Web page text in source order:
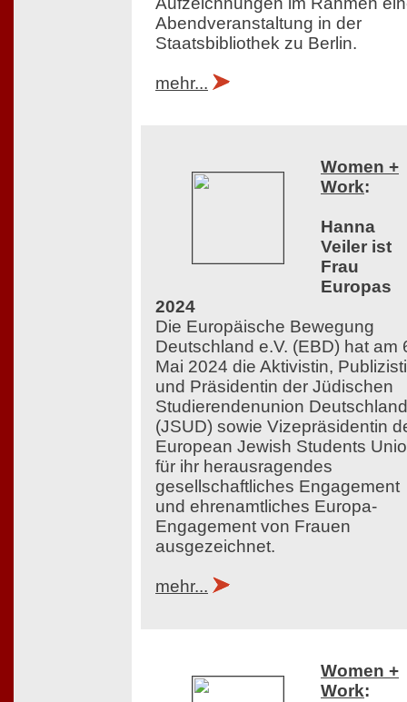
Abendveranstaltung in der
Staatsbibliothek zu Berlin.
mehr...
Women +
Work:
Hanna
Veiler ist
Frau
Europas
2024
Die Europäische Bewegung
Deutschland e.V. (EBD) hat am
Mai 2024 die Aktivistin,
und Präsidentin der Jüdischen
Studierendenunion
(JSUD) sowie Vizepräsidentin
European Jewish Students
für ihr herausragendes
gesellschaftliches Engagement
und ehrenamtliches Europa-
Engagement von Frauen
ausgezeichnet.
mehr...
Women +
Work: